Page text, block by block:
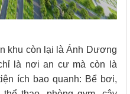
khu còn lại là Ánh Dương
là nơi an cư mà còn là
ích bao quanh: Bể bơi,